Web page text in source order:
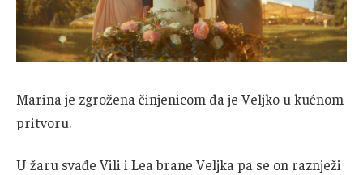
Marina je zgrožena činjenicom da je Veljko u kućnom
pritvoru.
U žaru svađe Vili i Lea brane Veljka pa se on raznježi